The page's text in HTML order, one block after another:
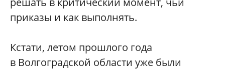
приказы и как выполнять.
Кстати, летом прошлого года
в Волгоградской области уже были